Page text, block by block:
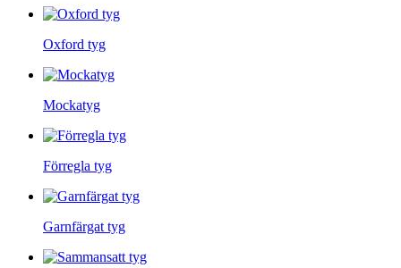
Oxford tyg
Mockatyg
Förregla tyg
Garnfärgat tyg